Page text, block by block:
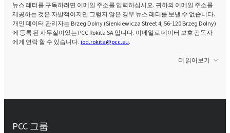
뉴스 레터를 구독하려면 이메일 주소를 입력하십시오. 귀하의 이메일 주소를
제공하는 것은 자발적이지만 그렇지 않은 경우 뉴스 레터를 보낼 수 없습니다.
개인 데이터 관리자는 Brzeg Dolny (Sienkiewicza Street 4, 56-120 Brzeg Dolny)
에 등록 된 사무실이있는 PCC Rokita SA 입니다. 이메일로 데이터 보호 감독자
에게 연락 할 수 있습니다.iod.rokita@pcc.eu.
더 읽어보기
PCC 그룹